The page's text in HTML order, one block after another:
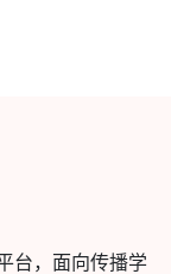
台，面向传播学